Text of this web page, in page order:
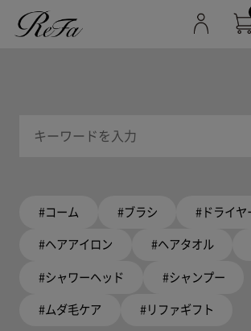
#コーム #ブラシ #ドライヤ
#ヘアアイロン #ヘアタオル
#シャワーヘッド #シャンプー
#ムダ毛ケア #リファギフト